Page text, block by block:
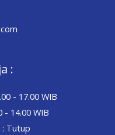
:
- 17.00 WIB
- 14.00 WIB
: Tutup